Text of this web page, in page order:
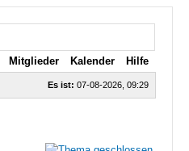
Mitglieder Kalender Hilfe
Es ist: 07-08-2026, 09:29